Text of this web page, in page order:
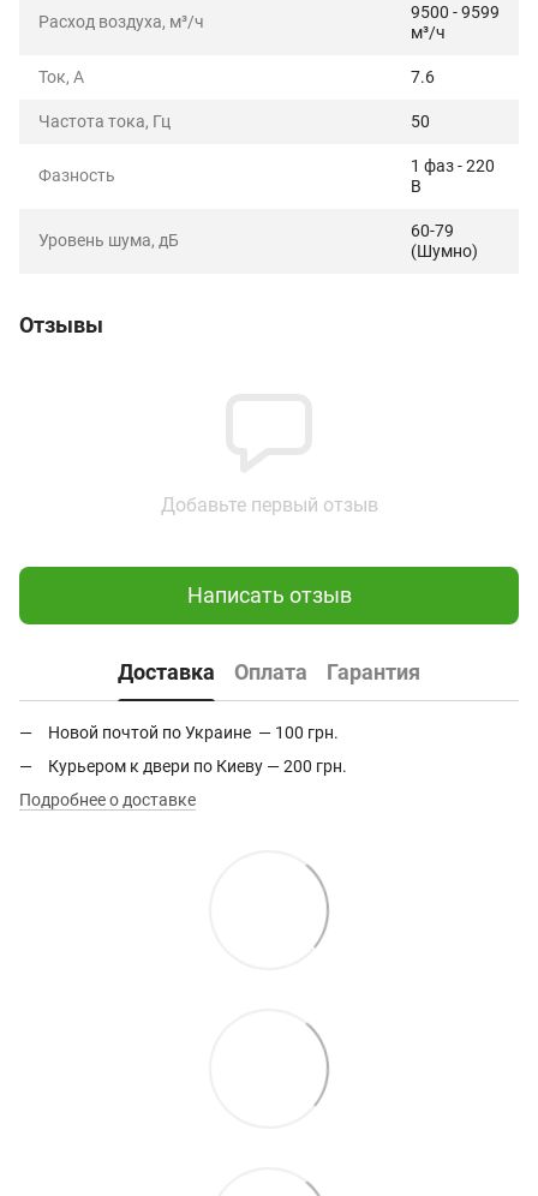
Расход воздуха, м³/ч
9500 - 9599
м³/ч
Ток, А 7.6
Частота тока, Гц 50
Фазность
1 фаз - 220
В
Уровень шума, дБ
60-79
(Шумно)
Отзывы
Добавьте первый отзыв
Написать отзыв
Доставка Оплата Гарантия
Новой почтой по Украине — 100 грн.
Курьером к двери по Киеву — 200 грн.
Подробнее о доставке